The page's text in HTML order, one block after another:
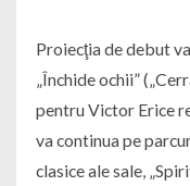
Proiecţia de debut
„Închide ochii”
pentru Victor Erice
va continua pe
clasice ale sale,